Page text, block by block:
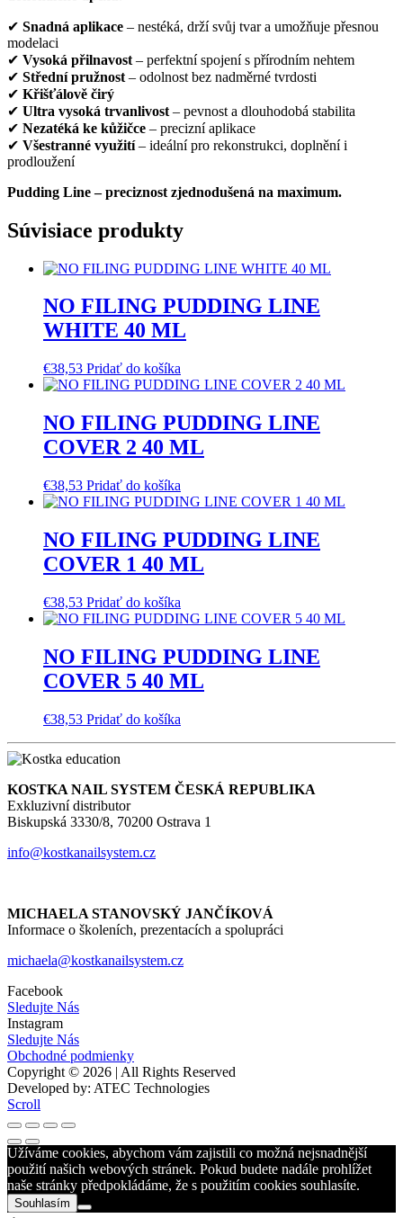
✔ Snadná aplikace – nestéká, drží svůj tvar a umožňuje přesnou
modelaci
✔ Vysoká přilnavost – perfektní spojení s přírodním nehtem
✔ Střední pružnost – odolnost bez nadměrné tvrdosti
✔ Křišťálově čirý
✔ Ultra vysoká trvanlivost – pevnost a dlouhodobá stabilita
✔ Nezatéká ke kůžičce – precizní aplikace
✔ Všestranné využití– ideální pro rekonstrukci, doplnění i
prodloužení
Pudding Line – preciznost zjednodušená na maximum.
Súvisiace produkty
NO FILING PUDDING LINE
WHITE 40 ML
€38,53 Pridať do košíka
NO FILING PUDDING LINE
COVER 2 40 ML
€38,53 Pridať do košíka
NO FILING PUDDING LINE
COVER 1 40 ML
€38,53 Pridať do košíka
NO FILING PUDDING LINE
COVER 5 40 ML
€38,53 Pridať do košíka
KOSTKA NAIL SYSTEM ČESKÁ REPUBLIKA
Exkluzivní distributor
Biskupská 3330/8, 70200 Ostrava 1
info@kostkanailsystem.cz
MICHAELA STANOVSKÝ JANČÍKOVÁ
Informace o školeních, prezentacích a spolupráci
michaela@kostkanailsystem.cz
Facebook
Sledujte Nás
Instagram
Sledujte Nás
Obchodné podmienky
Copyright © 2026 | All Rights Reserved
Developed by: ATEC Technologies
Scroll
Užíváme cookies, abychom vám zajistili co možná nejsnadnější
použití našich webových stránek. Pokud budete nadále prohlížet
naše stránky předpokládáme, že s použitím cookies souhlasíte.
Souhlasím